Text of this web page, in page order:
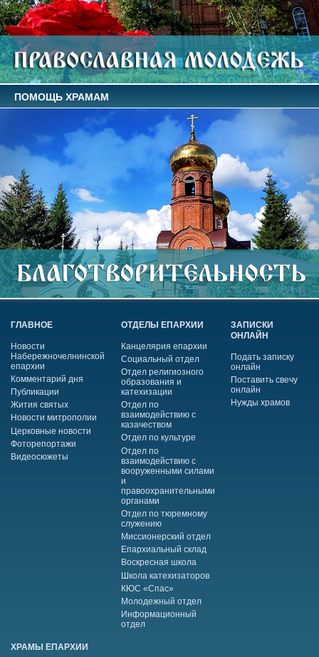
ПОМОЩЬ ХРАМАМ
ГЛАВНОЕ
Новости
Набережночелнинской
епархии
Комментарий дня
Публикации
Жития святых
Новости митрополии
Церковные новости
Фоторепортажи
Видеосюжеты
ОТДЕЛЫ ЕПАРХИИ
Канцелярия епархии
Социальный отдел
Отдел религиозного
образования и
катехизации
Отдел по
взаимодействию с
казачеством
Отдел по культуре
Отдел по
взаимодействию с
вооруженными силами
и
правоохранительными
органами
Отдел по тюремному
служению
Миссионерский отдел
Епархиальный склад
Воскресная школа
Школа катехизаторов
КЮС «Спас»
Молодежный отдел
Информационный
отдел
ЗАПИСКИ
ОНЛАЙН
Подать записку
онлайн
Поставить свечу
онлайн
Нужды храмов
ХРАМЫ ЕПАРХИИ